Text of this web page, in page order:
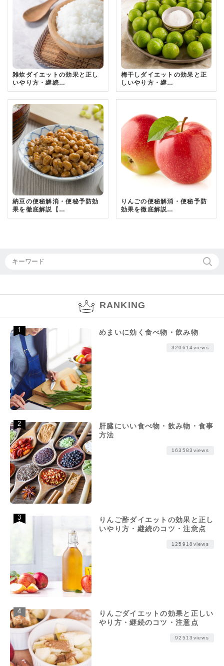
雑炊ダイエットの効果と正し
いやり方・継続…
梅干しダイエットの効果と正
しいやり方・継…
納豆の便秘解消・便秘予防効
果を徹底解説【…
りんごの便秘解消・便秘予防
効果を徹底解説…
RANKING
めまいに効く食べ物・飲み物
320614views
肝臓にいい食べ物・飲み物・食事
方法
163583views
りんご酢ダイエットの効果と正し
いやり方・継続のコツ・注意点
125918views
りんごダイエットの効果と正しい
やり方・継続のコツ・注意点
92513views